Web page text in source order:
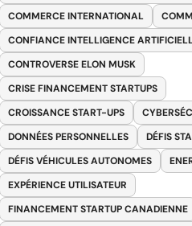
COMMERCE INTERNATIONAL
CONFIANCE INTELLIGENCE
CONTROVERSE ELON MUSK
CRISE FINANCEMENT STARTUPS
CROISSANCE START-UPS
DONNÉES PERSONNELLES
DÉFIS
DÉFIS VÉHICULES AUTONOMES
EXPÉRIENCE UTILISATEUR
FINANCEMENT STARTUP CANADIENNE